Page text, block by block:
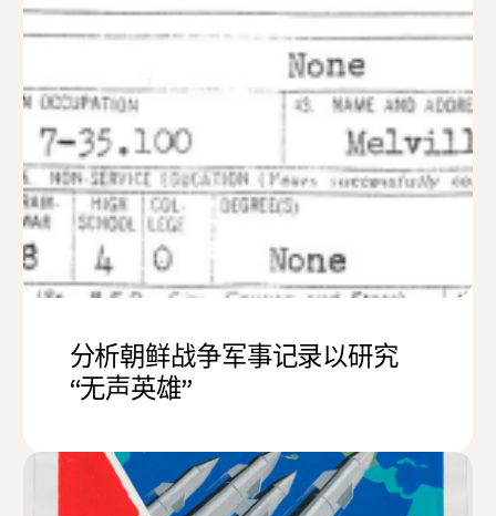
分析朝鲜战争军事记录以研究
“无声英雄”